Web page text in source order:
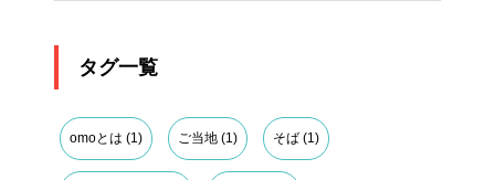
タグ一覧
omoとは (1) ご当地 (1) そば (1)